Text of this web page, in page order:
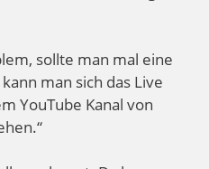
sollte man mal eine
man sich das Live
YouTube Kanal von